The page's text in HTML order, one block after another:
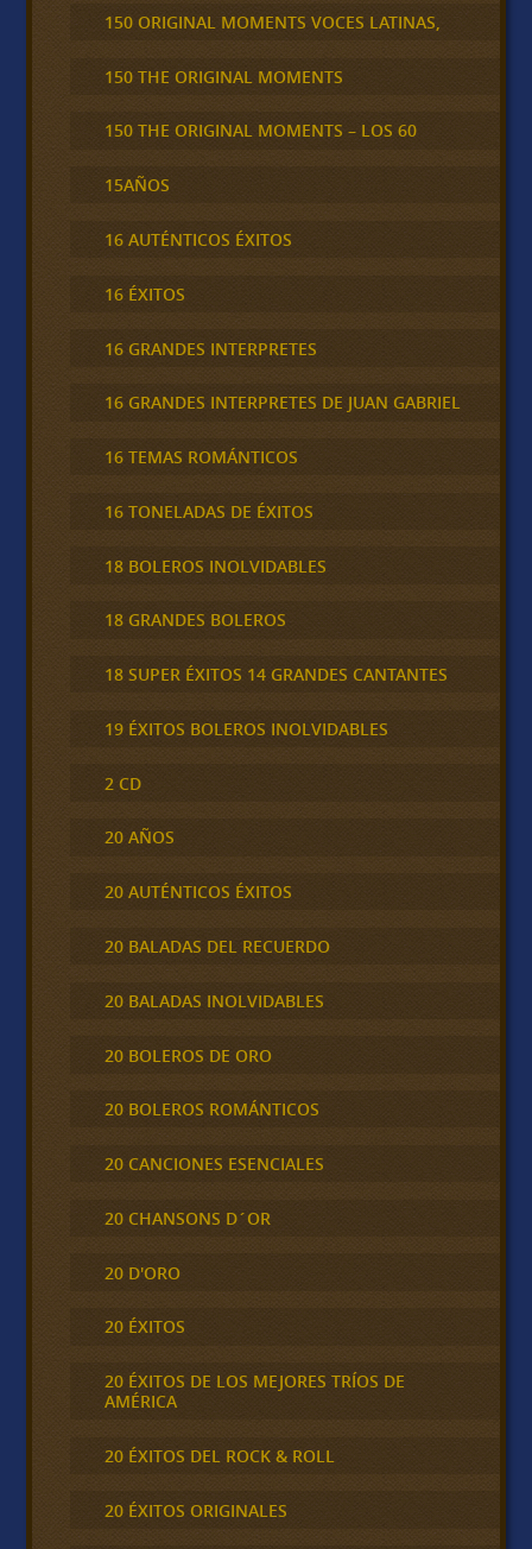
150 ORIGINAL MOMENTS VOCES LATINAS,
150 THE ORIGINAL MOMENTS
150 THE ORIGINAL MOMENTS – LOS 60
15AÑOS
16 AUTÉNTICOS ÉXITOS
16 ÉXITOS
16 GRANDES INTERPRETES
16 GRANDES INTERPRETES DE JUAN GABRIEL
16 TEMAS ROMÁNTICOS
16 TONELADAS DE ÉXITOS
18 BOLEROS INOLVIDABLES
18 GRANDES BOLEROS
18 SUPER ÉXITOS 14 GRANDES CANTANTES
19 ÉXITOS BOLEROS INOLVIDABLES
2 CD
20 AÑOS
20 AUTÉNTICOS ÉXITOS
20 BALADAS DEL RECUERDO
20 BALADAS INOLVIDABLES
20 BOLEROS DE ORO
20 BOLEROS ROMÁNTICOS
20 CANCIONES ESENCIALES
20 CHANSONS D´OR
20 D'ORO
20 ÉXITOS
20 ÉXITOS DE LOS MEJORES TRÍOS DE
AMÉRICA
20 ÉXITOS DEL ROCK & ROLL
20 ÉXITOS ORIGINALES